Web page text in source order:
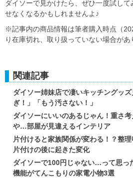
ダイソーで見かけたら、ぜひ一度試し
せなくなるかもしれませんよ♪
※記事内の商品情報は筆者購入時点（
り在庫切れ、取り扱っていない場合があ
関連記事
ダイソー姉妹店で凄いキッチングッ
ぎ！」「もう汚さない！」
ダイソーにいいのあるじゃん！重さ
や…部屋が見違えるインテリア
片付けると家族関係が変わる！？整理
片付けの後に起きた変化
ダイソーで100円じゃない…って思っ
機能がてんこもりの家電小物3選